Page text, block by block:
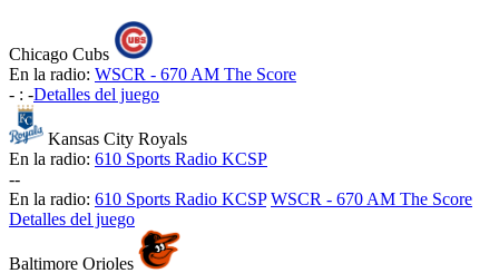
Chicago Cubs
En la radio: WSCR - 670 AM The Score
- : -Detalles del juego
Kansas City Royals
En la radio: 610 Sports Radio KCSP
--
En la radio: 610 Sports Radio KCSP WSCR - 670 AM The Score
Detalles del juego
Baltimore Orioles